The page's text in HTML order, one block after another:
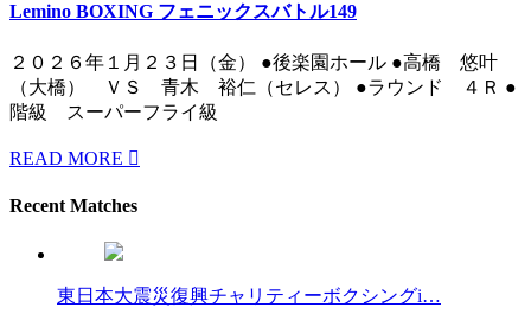
Lemino BOXING フェニックスバトル149
２０２６年１月２３日（金） ●後楽園ホール ●高橋 悠叶
（大橋） ＶＳ 青木 裕仁（セレス） ●ラウンド ４Ｒ ●
階級 スーパーフライ級
READ MORE
Recent Matches
東日本大震災復興チャリティーボクシングi…